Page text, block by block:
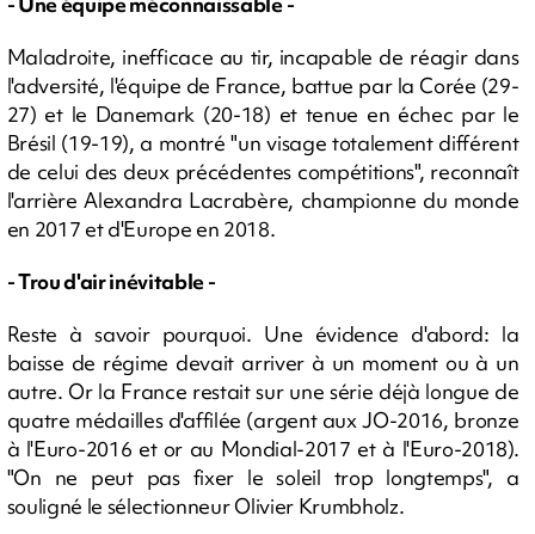
Maladroite, inefficace au tir, incapable de réagir dans
l'adversité, l'équipe de France, battue par la Corée (29-
27) et le Danemark (20-18) et tenue en échec par le
Brésil (19-19), a montré "un visage totalement différent
de celui des deux précédentes compétitions", reconnaît
l'arrière Alexandra Lacrabère, championne du monde
en 2017 et d'Europe en 2018.
- Trou d'air inévitable -
Reste à savoir pourquoi. Une évidence d'abord: la
baisse de régime devait arriver à un moment ou à un
autre. Or la France restait sur une série déjà longue de
quatre médailles d'affilée (argent aux JO-2016, bronze
à l'Euro-2016 et or au Mondial-2017 et à l'Euro-2018).
"On ne peut pas fixer le soleil trop longtemps", a
souligné le sélectionneur Olivier Krumbholz.